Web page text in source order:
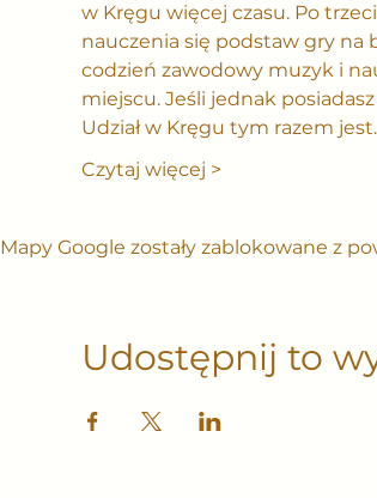
w Kręgu więcej czasu. Po
nauczenia się podstaw gry na
codzień zawodowy muzyk i
miejscu. Jeśli jednak
Udział w Kręgu tym razem
Czytaj więcej >
Mapy Google zostały zablokowane z
Udostępnij to